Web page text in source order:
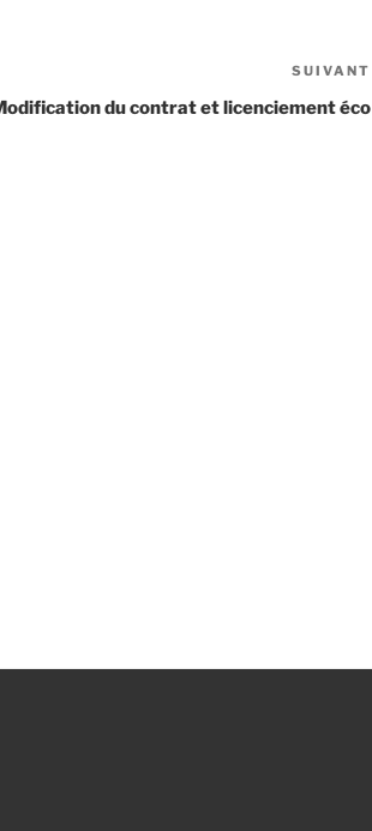
SUIVANT
du contrat et licenciement éco